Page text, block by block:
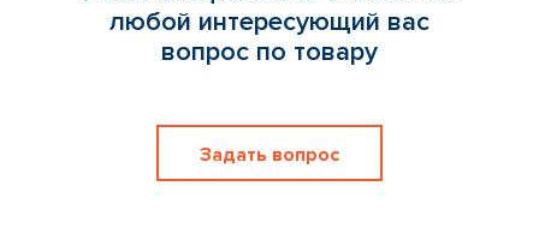
любой интересующий вас
вопрос по товару
Задать вопрос